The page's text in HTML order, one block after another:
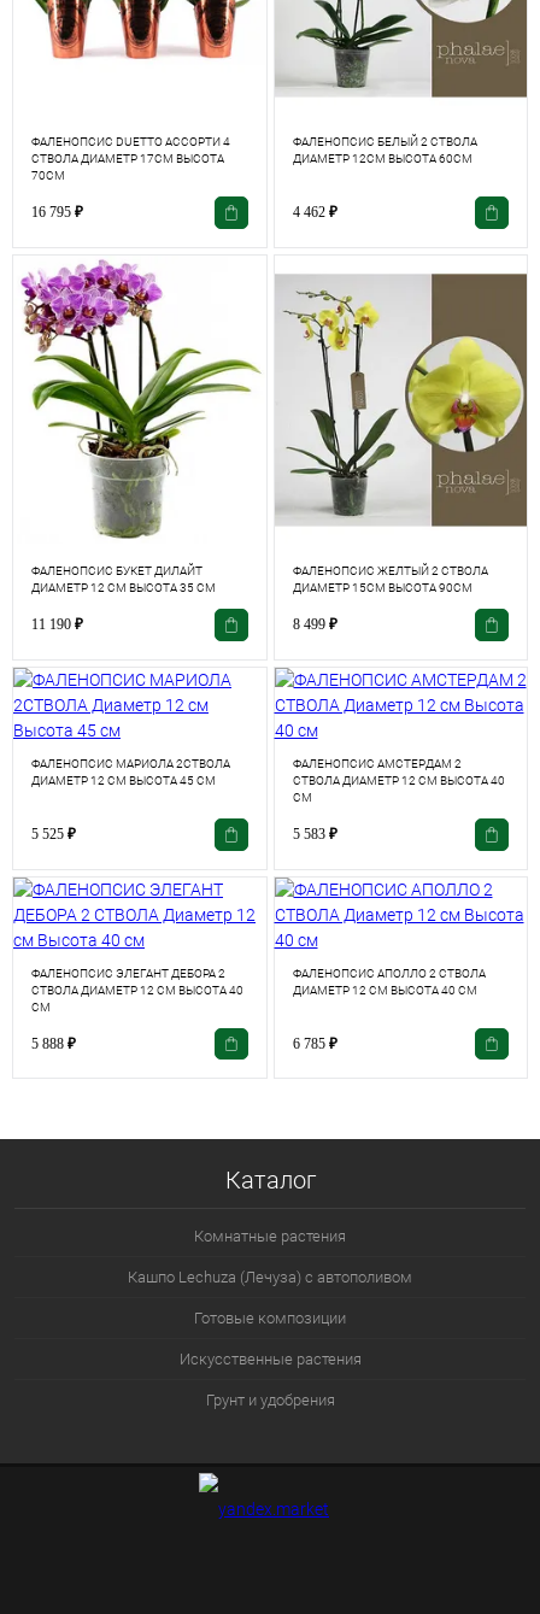
ФАЛЕНОПСИС DUETTO АССОРТИ 4
СТВОЛА ДИАМЕТР 17СМ ВЫСОТА
70СМ
16 795 ₽
ФАЛЕНОПСИС БЕЛЫЙ 2 СТВОЛА
ДИАМЕТР 12СМ ВЫСОТА 60СМ
4 462 ₽
ФАЛЕНОПСИС БУКЕТ ДИЛАЙТ
ДИАМЕТР 12 СМ ВЫСОТА 35 СМ
11 190 ₽
ФАЛЕНОПСИС ЖЕЛТЫЙ 2 СТВОЛА
ДИАМЕТР 15СМ ВЫСОТА 90СМ
8 499 ₽
ФАЛЕНОПСИС МАРИОЛА 2СТВОЛА
ДИАМЕТР 12 СМ ВЫСОТА 45 СМ
5 525 ₽
ФАЛЕНОПСИС АМСТЕРДАМ 2
СТВОЛА ДИАМЕТР 12 СМ ВЫСОТА 40
СМ
5 583 ₽
ФАЛЕНОПСИС ЭЛЕГАНТ ДЕБОРА 2
СТВОЛА ДИАМЕТР 12 СМ ВЫСОТА 40
СМ
5 888 ₽
ФАЛЕНОПСИС АПОЛЛО 2 СТВОЛА
ДИАМЕТР 12 СМ ВЫСОТА 40 СМ
6 785 ₽
Каталог
Комнатные растения
Кашпо Lechuza (Лечуза) с автополивом
Готовые композиции
Искусственные растения
Грунт и удобрения